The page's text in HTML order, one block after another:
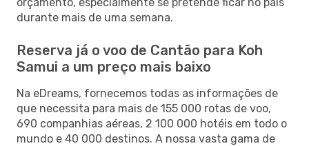
durante mais de uma semana.
Reserva já o voo de Cantão para Koh
Samui a um preço mais baixo
Na eDreams, fornecemos todas as informações de
que necessita para mais de 155 000 rotas de voo,
690 companhias aéreas, 2 100 000 hotéis em todo o
mundo e 40 000 destinos. A nossa vasta gama de